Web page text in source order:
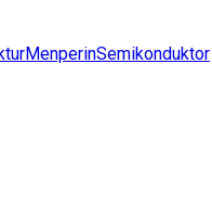
MenperinSemikonduktor